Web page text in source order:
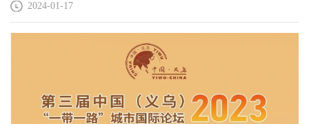
形势论坛”，发布相关宏观形势年度报告，并邀请各界嘉宾共同谈讨
2024-01-17